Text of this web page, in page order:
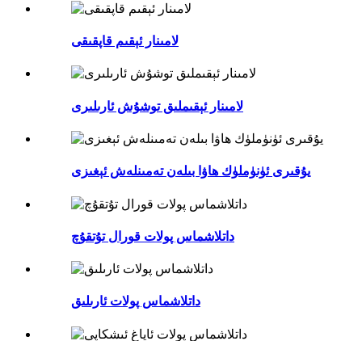
لامىنار ئېقىم قاپقىقى
لامىنار ئېقىملىق توشۇش ئارىلىرى
يۇقىرى ئۈنۈملۈك ھاۋا بىلەن تەمىنلەش ئېغىزى
داتلاشماس پولات قورال تۇتقۇچ
داتلاشماس پولات ئارىلىق